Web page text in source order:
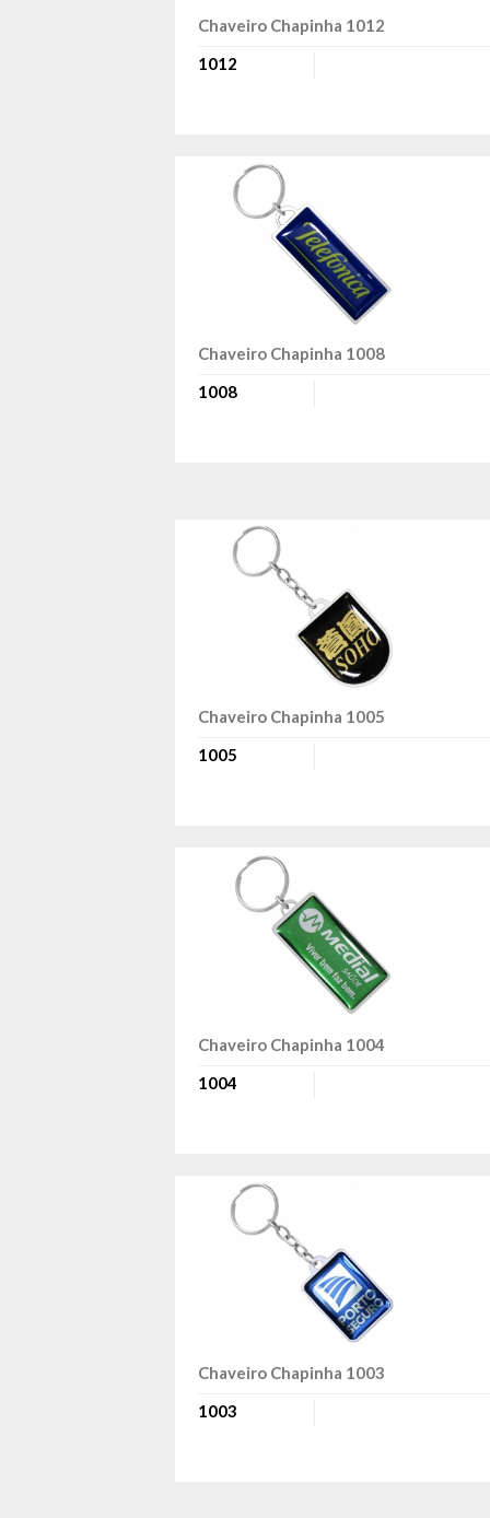
Chaveiro Chapinha 1012
1012
Chaveiro Chapinha 1008
1008
Chaveiro Chapinha 1005
1005
Chaveiro Chapinha 1004
1004
Chaveiro Chapinha 1003
1003